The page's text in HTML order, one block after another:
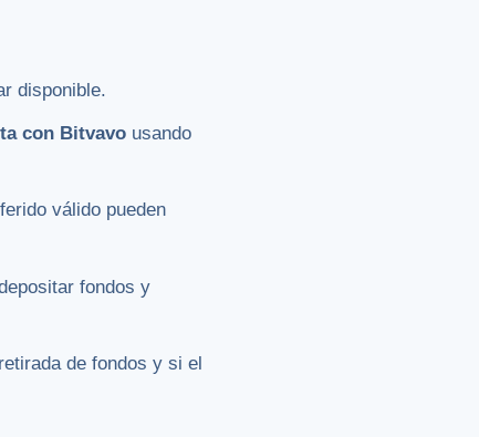
disponible.
con Bitvavo usando
válido pueden
fondos y
de fondos y si el